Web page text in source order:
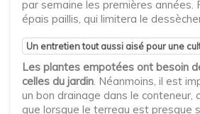
par semaine les premières années.
épais paillis, qui limitera le
Un entretien tout aussi aisé pour une
Les plantes empotées ont besoin
celles du jardin. Néanmoins, il est
un bon drainage dans le conteneur,
que lorsque le terreau est presque